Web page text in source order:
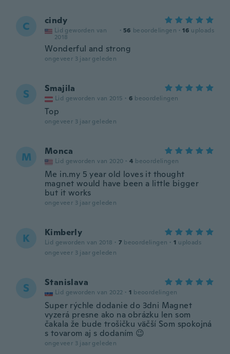
C cindy
Lid geworden van
2018
· 56 beoordelingen · 16 uploads
Wonderful and strong
ongeveer 3 jaar geleden
S Smajila
Lid geworden van 2015 · 6 beoordelingen
Top
ongeveer 3 jaar geleden
M Monca
Lid geworden van 2020 · 4 beoordelingen
Me in.my 5 year old loves it thought
magnet would have been a little bigger
but it works
ongeveer 3 jaar geleden
K Kimberly
Lid geworden van 2018 · 7 beoordelingen · 1 uploads
ongeveer 3 jaar geleden
S Stanislava
Lid geworden van 2022 · 1 beoordelingen
Super rýchle dodanie do 3dni Magnet
vyzerá presne ako na obrázku len som
čakala že bude trošičku väčší Som spokojná
s tovarom aj s dodaním 😉
ongeveer 3 jaar geleden